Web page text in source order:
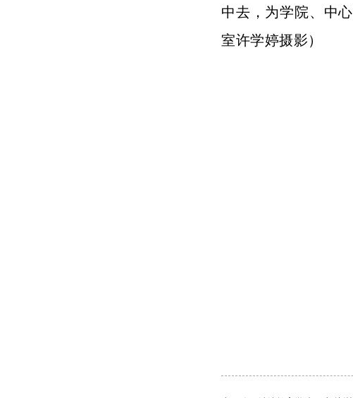
中去，为学院、中
室许学婷摄影）